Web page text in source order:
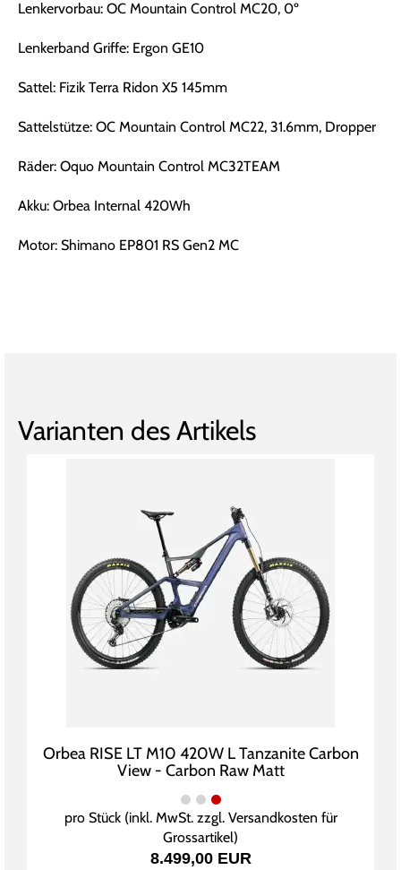
Lenkervorbau: OC Mountain Control MC20, 0º
Lenkerband Griffe: Ergon GE10
Sattel: Fizik Terra Ridon X5 145mm
Sattelstütze: OC Mountain Control MC22, 31.6mm, Dropper
Räder: Oquo Mountain Control MC32TEAM
Akku: Orbea Internal 420Wh
Motor: Shimano EP801 RS Gen2 MC
Varianten des Artikels
Orbea RISE LT M10 420W L Tanzanite Carbon
View - Carbon Raw Matt
pro Stück (inkl. MwSt. zzgl. Versandkosten für
Grossartikel)
8.499,00 EUR